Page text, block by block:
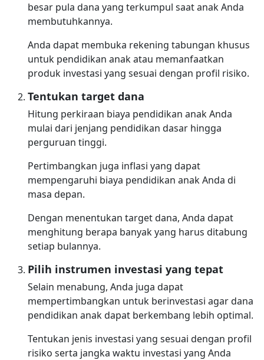
besar pula dana yang terkumpul saat anak Anda
membutuhkannya.
Anda dapat membuka rekening tabungan khusus
untuk pendidikan anak atau memanfaatkan
produk investasi yang sesuai dengan profil risiko.
Tentukan target dana
Hitung perkiraan biaya pendidikan anak Anda
mulai dari jenjang pendidikan dasar hingga
perguruan tinggi.
Pertimbangkan juga inflasi yang dapat
mempengaruhi biaya pendidikan anak Anda di
masa depan.
Dengan menentukan target dana, Anda dapat
menghitung berapa banyak yang harus ditabung
setiap bulannya.
Pilih instrumen investasi yang tepat
Selain menabung, Anda juga dapat
mempertimbangkan untuk berinvestasi agar dana
pendidikan anak dapat berkembang lebih optimal.
Tentukan jenis investasi yang sesuai dengan profil
risiko serta jangka waktu investasi yang Anda